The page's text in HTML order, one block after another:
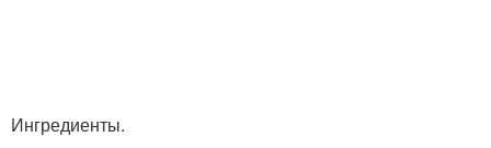
Ингредиенты.